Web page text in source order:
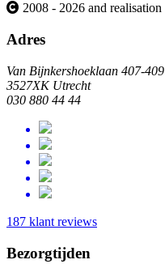
2008 - 2026 and realisation
Adres
Van Bijnkershoeklaan 407-409
3527XK Utrecht
030 880 44 44
187 klant reviews
Bezorgtijden